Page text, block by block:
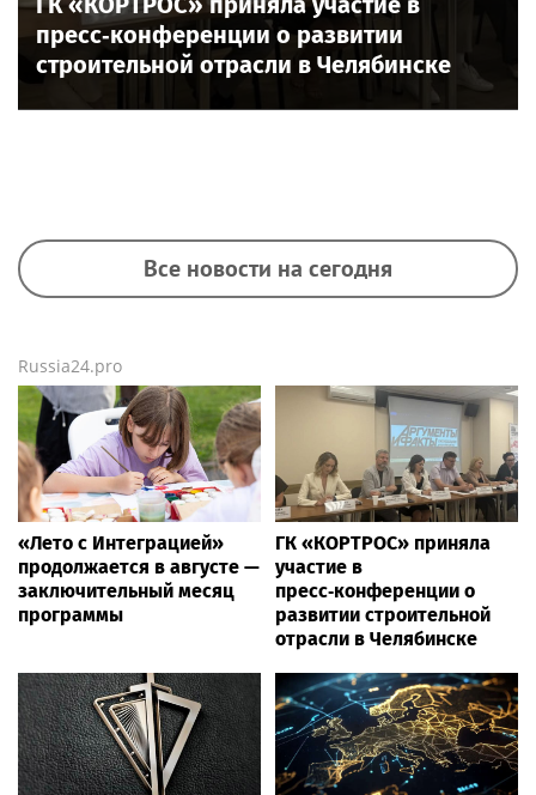
пресс‑конференции о развитии
строительной отрасли в Челябинске
Все новости на сегодня
Russia24.pro
«Лето с Интеграцией»
продолжается в августе —
заключительный месяц
программы
ГК «КОРТРОС» приняла
участие в
пресс‑конференции о
развитии строительной
отрасли в Челябинске